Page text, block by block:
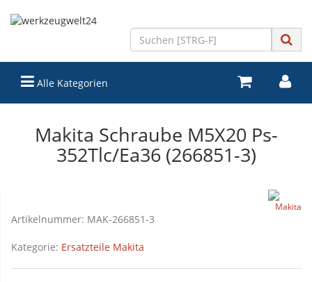
Alle Kategorien
Makita Schraube M5X20 Ps-
352Tlc/Ea36 (266851-3)
Artikelnummer: MAK-266851-3
Kategorie: Ersatzteile Makita